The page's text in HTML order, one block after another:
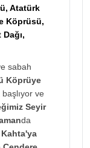
Atatürk
Köprüsü,
sabah
Köprüye
ve
Seyir
da
Kahta'ya